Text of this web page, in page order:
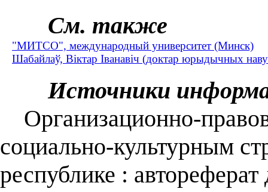
См. также
"МИТСО", международный университет (Минск)
Шабайлаў, Віктар Іванавіч (доктар юрыдычных
Источники
Организационно-
социально-культурным
республике :